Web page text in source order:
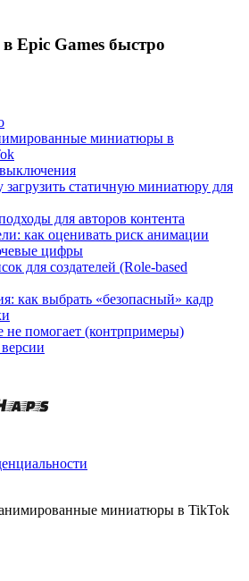
Epic Games быстро
миниатюры в
статичную миниатюру для
для авторов контента
как оценивать риск анимации
цифры
для создателей (Role-based
как выбрать «безопасный» кадр
не помогает (контрпримеры)
миниатюры в TikTok